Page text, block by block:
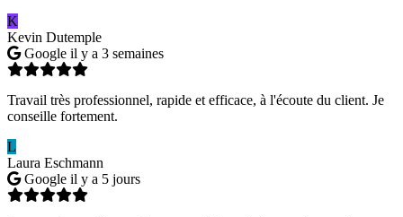
K
Kevin Dutemple
Google il y a 3 semaines
Travail très professionnel, rapide et efficace, à l'écoute du client. Je
conseille fortement.
L
Laura Eschmann
Google il y a 5 jours